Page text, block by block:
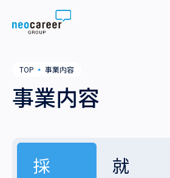
Skip to content
代表メッセージ
事業内容
就労支援
会社概要
ニュース
TOP ▪ 事業内容
事業内容
採
就